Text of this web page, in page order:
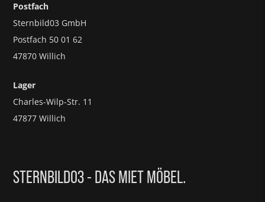
Postfach
Sternbild03 GmbH
Postfach 50 01 62
47870 Willich
Lager
Charles-Wilp-Str. 11
47877 Willich
STERNBILD03 - DAS MIET MÖBEL.